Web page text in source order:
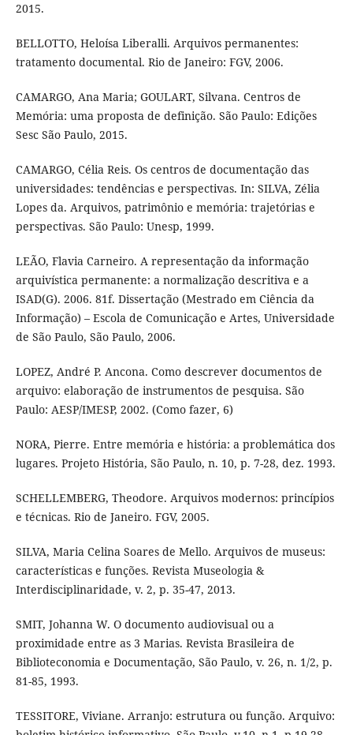
2015.
BELLOTTO, Heloísa Liberalli. Arquivos permanentes:
tratamento documental. Rio de Janeiro: FGV, 2006.
CAMARGO, Ana Maria; GOULART, Silvana. Centros de
Memória: uma proposta de definição. São Paulo: Edições
Sesc São Paulo, 2015.
CAMARGO, Célia Reis. Os centros de documentação das
universidades: tendências e perspectivas. In: SILVA, Zélia
Lopes da. Arquivos, patrimônio e memória: trajetórias e
perspectivas. São Paulo: Unesp, 1999.
LEÃO, Flavia Carneiro. A representação da informação
arquivística permanente: a normalização descritiva e a
ISAD(G). 2006. 81f. Dissertação (Mestrado em Ciência da
Informação) – Escola de Comunicação e Artes, Universidade
de São Paulo, São Paulo, 2006.
LOPEZ, André P. Ancona. Como descrever documentos de
arquivo: elaboração de instrumentos de pesquisa. São
Paulo: AESP/IMESP, 2002. (Como fazer, 6)
NORA, Pierre. Entre memória e história: a problemática dos
lugares. Projeto História, São Paulo, n. 10, p. 7-28, dez. 1993.
SCHELLEMBERG, Theodore. Arquivos modernos: princípios
e técnicas. Rio de Janeiro. FGV, 2005.
SILVA, Maria Celina Soares de Mello. Arquivos de museus:
características e funções. Revista Museologia &
Interdisciplinaridade, v. 2, p. 35-47, 2013.
SMIT, Johanna W. O documento audiovisual ou a
proximidade entre as 3 Marias. Revista Brasileira de
Biblioteconomia e Documentação, São Paulo, v. 26, n. 1/2, p.
81-85, 1993.
TESSITORE, Viviane. Arranjo: estrutura ou função. Arquivo: